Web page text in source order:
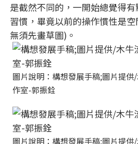
是截然不同的，一開始總覺得
習慣，畢竟以前的操作慣性是
無須先畫草圖)。
圖片說明：構想發展手稿;圖片提
作室-郭振銓
圖片說明：構想發展手稿;圖片提